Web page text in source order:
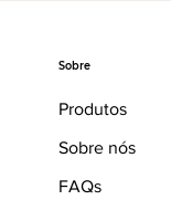
Sobre
Produtos
Sobre nós
FAQs